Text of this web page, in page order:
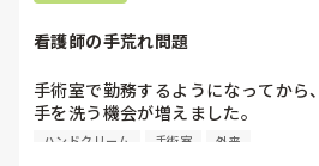
看護師の手荒れ問題
手術室で勤務するようになってから
手を洗う機会が増えました。
海外のドクターズコスメが自分に合
ハンドクリーム 手術室 外来